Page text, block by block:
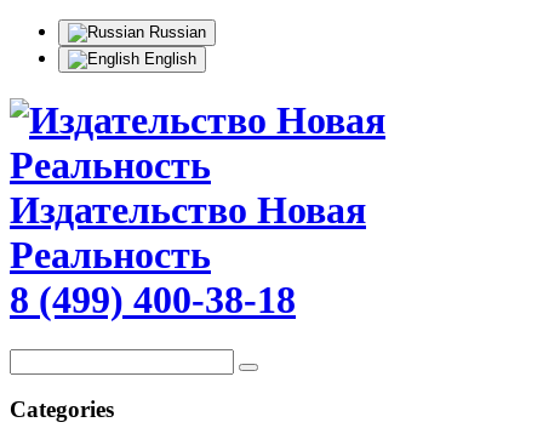
Russian
English
Издательство Новая
Реальность
8 (499) 400-38-18
Categories